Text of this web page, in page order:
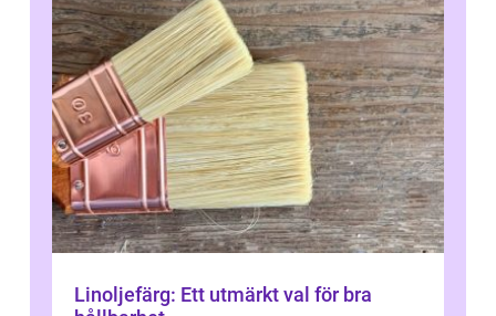
Linoljefärg: Ett utmärkt val för bra